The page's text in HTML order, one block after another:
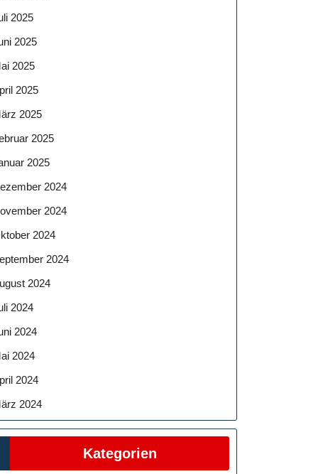
2025
2025
2025
2025
2025
2025
2025
2024
2024
2024
2024
2024
2024
2024
2024
2024
2024
Kategorien